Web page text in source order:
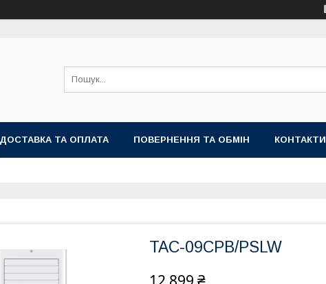
ДОСТАВКА ТА ОПЛАТА ПОВЕРНЕННЯ ТА ОБМІН КОНТАКТИ
TAC-09CPB/PSLW